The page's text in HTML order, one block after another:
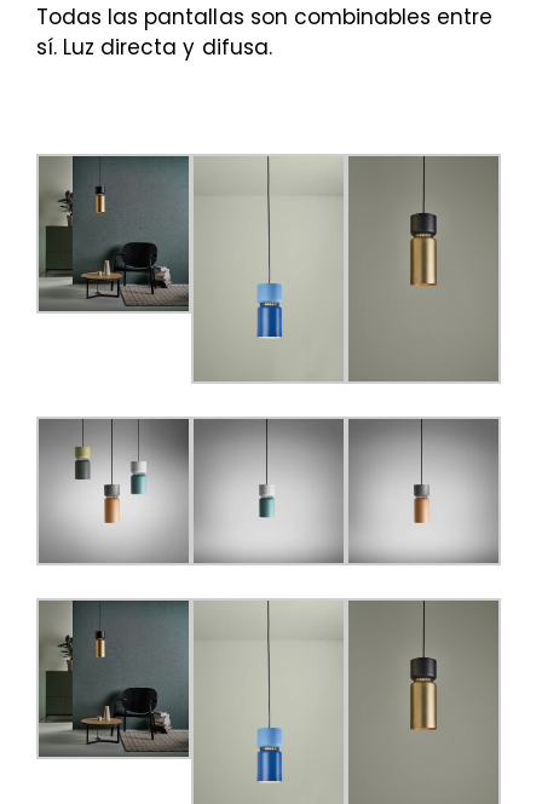
Todas las pantallas son combinables entre
sí. Luz directa y difusa.